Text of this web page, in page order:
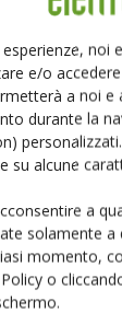
noi
e/o
a noi e
durante la
su alcune
a
solamente
momento,
o
attraverso
a
delle